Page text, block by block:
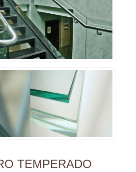
TEMPERADO